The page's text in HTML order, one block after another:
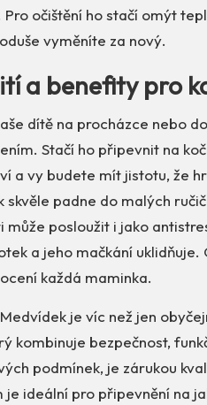
Pro očištění ho stačí omýt
vyměníte za nový.
a benefity pro
dítě na procházce nebo
Stačí ho připevnit na
a vy budete mít jistotu, že
skvěle padne do malých
může posloužit i jako
a jeho mačkání
každá maminka.
je víc než jen
kombinuje bezpečnost,
podmínek, je zárukou
ideální pro připevnění na